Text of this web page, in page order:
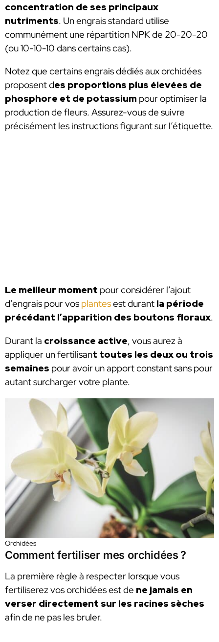
concentration de ses principaux
nutriments. Un engrais standard utilise
communément une répartition NPK de 20-20-20
(ou 10-10-10 dans certains cas).
Notez que certains engrais dédiés aux orchidées
proposent des proportions plus élevées de
phosphore et de potassium pour optimiser la
production de fleurs. Assurez-vous de suivre
précisément les instructions figurant sur l’étiquette.
Le meilleur moment pour considérer l’ajout
d’engrais pour vos plantesest durant la période
précédant l’apparition des boutons floraux.
Durant la croissance active, vous aurez à
appliquer un fertilisant toutes les deux ou trois
semaines pour avoir un apport constant sans pour
autant surcharger votre plante.
Orchidées
Comment fertiliser mes orchidées ?
La première règle à respecter lorsque vous
fertiliserez vos orchidées est de ne jamais en
verser directement sur les racines sèches
afin de ne pas les bruler.